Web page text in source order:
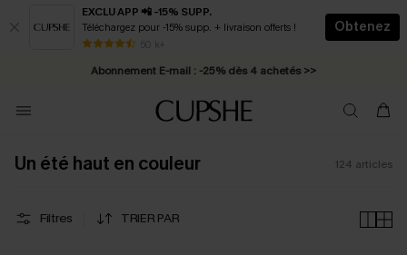
EXCLU APP 📲 -15% SUPP.
Téléchargez pour -15% supp. + livraison offerts !
50 k+
Obtenez
* Livraison éclair 2-3 jours ouvrés >>
Abonnement E-mail : -25% dès 4 achetés >>
Un été haut en couleur 124 articles
Filtres TRIER PAR